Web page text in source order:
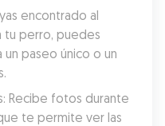
encontrado al
tu perro, puedes
paseo único o un
Recibe fotos durante
te permite ver las